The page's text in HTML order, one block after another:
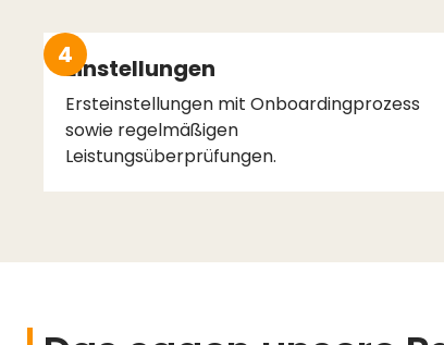
Einstellungen
Ersteinstellungen mit Onboardingprozess
sowie regelmäßigen
Leistungsüberprüfungen.
4